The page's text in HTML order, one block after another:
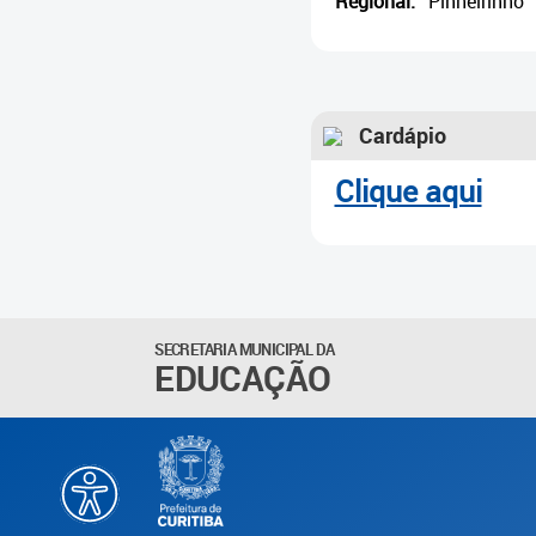
Cardápio
Clique aqui
SECRETARIA MUNICIPAL DA
EDUCAÇÃO